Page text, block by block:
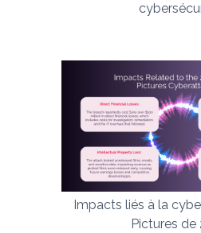
Impacts liés à la
Pictures de